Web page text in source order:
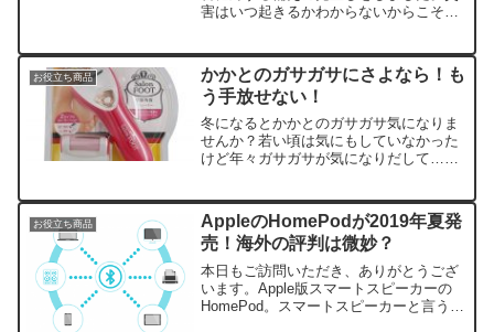
害はいつ起きるかわからないからこそ、
手段や情報を探すためにも携帯などが必
須です。いくら家族が各自...
お役立ち商品
かかとのガサガサにさよなら！も
う手放せない！
冬になるとかかとのガサガサ気になりま
せんか？若い頃は気にもしていなかった
けど年々ガサガサが気になりだして…と
角質がそこまで酷くない方はこれで十分
だと思います♪お値段...
お役立ち商品
AppleのHomePodが2019年夏発
売！海外の評判は微妙？
本日もご訪問いただき、ありがとうござ
います。Apple版スマートスピーカーの
HomePod。スマートスピーカーと言うと